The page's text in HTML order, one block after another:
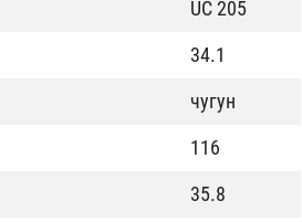
UC 205
34.1
чугун
116
35.8